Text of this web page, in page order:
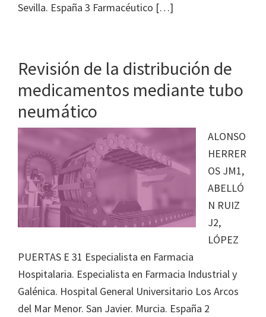
Sevilla. España 3 Farmacéutico […]
Revisión de la distribución de
medicamentos mediante tubo
neumático
ALONSO
HERRER
OS JM1,
ABELLÓ
N RUIZ
J2,
LÓPEZ
PUERTAS E 31 Especialista en Farmacia
Hospitalaria. Especialista en Farmacia Industrial y
Galénica. Hospital General Universitario Los Arcos
del Mar Menor. San Javier. Murcia. España 2